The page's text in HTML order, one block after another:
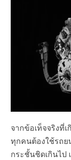
จากข้อเท็จจริงที่
ทุกคนต้องใช้รถย
กระชั้นชิดเกินไป